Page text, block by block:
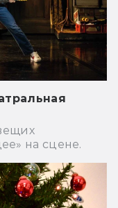
на сцене.